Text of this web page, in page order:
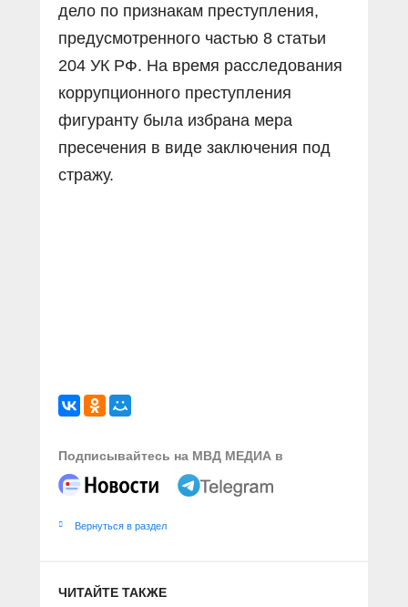
дело по признакам преступления,
предусмотренного частью 8 статьи
204 УК РФ. На время расследования
коррупционного преступления
фигуранту была избрана мера
пресечения в виде заключения под
стражу.
Подписывайтесь на МВД МЕДИА в
Вернуться в раздел
ЧИТАЙТЕ ТАКЖЕ